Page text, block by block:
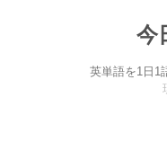
今
英単語を1日1